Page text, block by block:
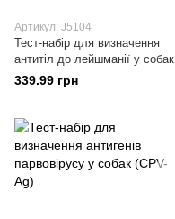
Артикул: J5104
Тест-набір для визначення
антитіл до лейшманії у собак
(LSH-Ab)
339.99 грн